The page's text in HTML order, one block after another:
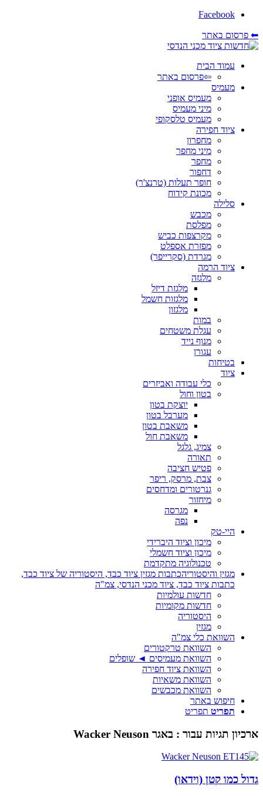
Facebook
⬅ פרסום באתר
עמוד הבית
⇦פרסום באתר
מעמיס
מעמיס אופני
מיני מעמיס
מעמיס טלסקופי
ציוד חפירה
מחפרון
מיני מחפר
מחפר
דחפור
חופר תעלות (טרנצ'ר)
מכונת קידוח
סלילה
מכבש
מפלסת
מקרצפות כביש
מפזרת אספלט
מגרדת (סקרייפר)
ציוד הרמה
מלגזה
מלגזת דיזל
מלגזות חשמל
מלגזון
במות
עגלת משטחים
מנוף נייד
עגורן
בטיחות
ציוד
כלי עבודה ואביזרים
בטון וחול
יוצקת בטון
מערבל בטון
משאבת בטון
משאבת חול
צמיג, גלגל
תאורה
פטיש חציבה
צבת, מרסק, ריפר
גנרטורים ומדחסים
מיחזור
מגרסה
נפה
היי-טק
מיכון וציוד היברידי
מיכון וציוד חשמלי
טכנולוגיה מתקדמת
מגזין והיסטוריהכתבות מגזין ציוד כבד, היסטוריה של ציוד כבד,
כתבות ציוד כבד, ציוד מכני הנדסי, צמ"ה
חדשות עולמיות
חדשות מקומיות
היסטוריה
מגזין
השוואת כלי צמ"ה
השוואת טרקטורים
השוואת מעמיסים ◄ שופלים
השוואת ציוד חפירה
השוואת משאיות
השוואת מכבשים
חיפוש באתר
תפריט תפריט
ארכיון תגיות עבור : באגר Wacker Neuson
גדול כמו קטן (וידאו)